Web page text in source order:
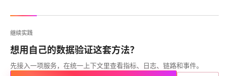
继续实践
想用自己的数据验证这套方法？
先接入一项服务，在统一上下文里查看指标、日志、链路和事件。